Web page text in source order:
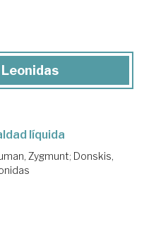
líquida
Zygmunt; Donskis,